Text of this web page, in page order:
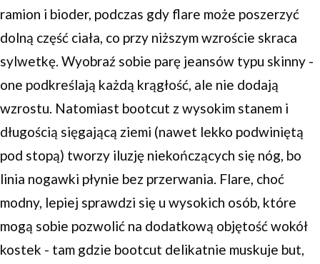
ramion i bioder, podczas gdy flare może poszerzyć
dolną część ciała, co przy niższym wzroście skraca
sylwetkę. Wyobraź sobie parę jeansów typu skinny -
one podkreślają każdą krągłość, ale nie dodają
wzrostu. Natomiast bootcut z wysokim stanem i
długością sięgającą ziemi (nawet lekko podwiniętą
pod stopą) tworzy iluzję niekończących się nóg, bo
linia nogawki płynie bez przerwania. Flare, choć
modny, lepiej sprawdzi się u wysokich osób, które
mogą sobie pozwolić na dodatkową objętość wokół
kostek - tam gdzie bootcut delikatnie muskuje but,